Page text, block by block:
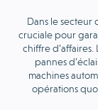
Dans le secteur
cruciale pour
chiffre
pannes
machines
opérations